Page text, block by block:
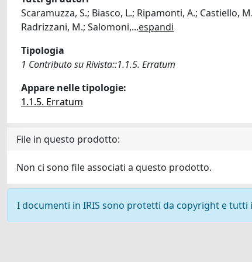
Scaramuzza, S.; Biasco, L.; Ripamonti, A.; Castiello,
Radrizzani, M.; Salomoni,...espandi
Tipologia
1 Contributo su Rivista::1.1.5. Erratum
Appare nelle tipologie:
1.1.5. Erratum
File in questo prodotto:
Non ci sono file associati a questo prodotto.
I documenti in IRIS sono protetti da copyright e